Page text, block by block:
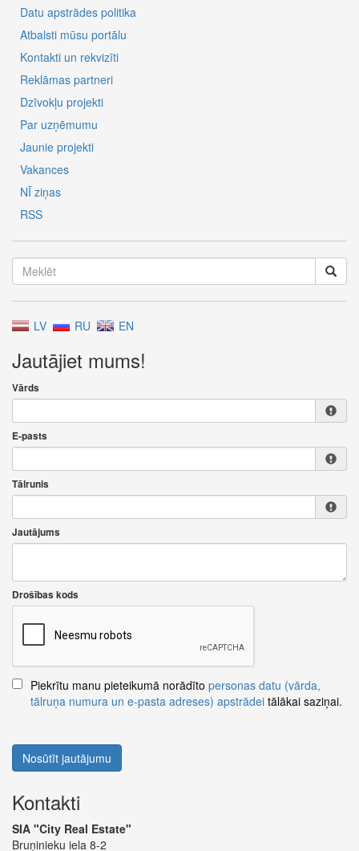
Datu apstrādes politika
Atbalsti mūsu portālu
Kontakti un rekvizīti
Reklāmas partneri
Dzīvokļu projekti
Par uzņēmumu
Jaunie projekti
Vakances
NĪ ziņas
RSS
LV RU EN
Jautājiet mums!
Vārds
E-pasts
Tālrunis
Jautājums
Drošības kods
Piekrītu manu pieteikumā norādīto personas datu (vārda,
tālruņa numura un e-pasta adreses) apstrādei tālākai saziņai.
Nosūtīt jautājumu
Kontakti
SIA "City Real Estate"
Bruņinieku iela 8-2